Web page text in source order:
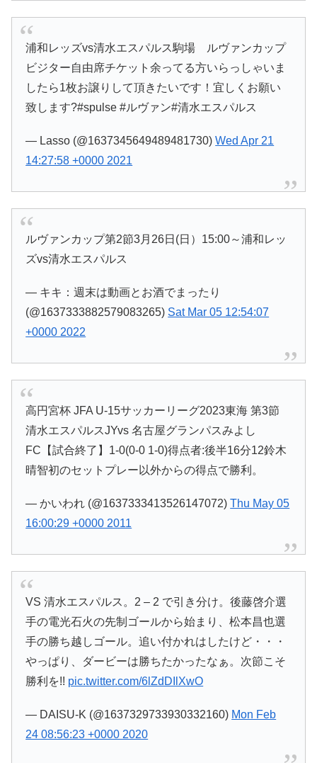
浦和レッズvs清水エスパルス駒場 ルヴァンカップ
ビジター自由席チケット余ってる方いらっしゃいま
したら1枚お譲りして頂きたいです！宜しくお願い
致します?#spulse #ルヴァン#清水エスパルス
— Lasso (@1637345649489481730)Wed Apr 21
14:27:58 +0000 2021
ルヴァンカップ第2節3月26日(日）15:00～浦和レッ
ズvs清水エスパルス
— キキ：週末は動画とお酒でまったり
(@1637333882579083265) Sat Mar 05 12:54:07
+0000 2022
高円宮杯 JFA U-15サッカーリーグ2023東海 第3節
清水エスパルスJYvs 名古屋グランパスみよし
FC【試合終了】1-0(0-0 1-0)得点者:後半16分12鈴木
晴智初のセットプレー以外からの得点で勝利。
— かいわれ (@1637333413526147072)Thu May 05
16:00:29 +0000 2011
VS 清水エスパルス。2 – 2 で引き分け。後藤啓介選
手の電光石火の先制ゴールから始まり、松本昌也選
手の勝ち越しゴール。追い付かれはしたけど・・・
やっぱり、ダービーは勝ちたかったなぁ。次節こそ
勝利を!! pic.twitter.com/6lZdDIlXwO
— DAISU-K (@1637329733930332160) Mon Feb
24 08:56:23 +0000 2020